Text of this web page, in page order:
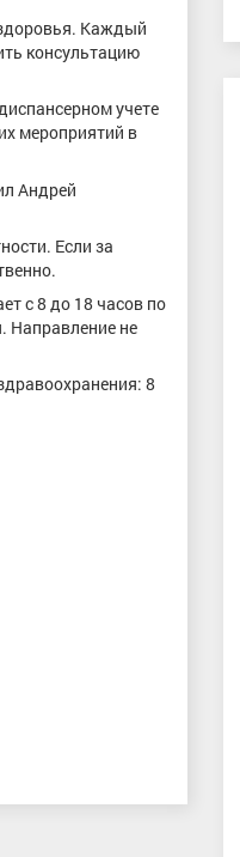
Каждый
консультацию
учете
мероприятий в
Андрей
Если за
с 8 до 18 часов по
Направление не
8